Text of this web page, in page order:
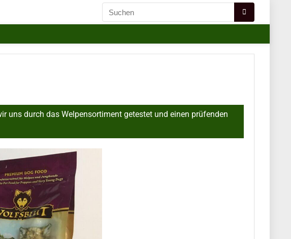
uns durch das Welpensortiment getestet und einen prüfenden